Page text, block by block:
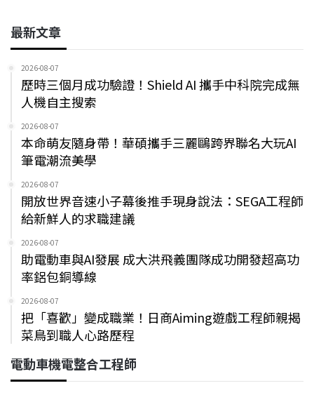
最新文章
2026-08-07
歷時三個月成功驗證！Shield AI 攜手中科院完成無
人機自主搜索
2026-08-07
本命萌友隨身帶！華碩攜手三麗鷗跨界聯名大玩AI
筆電潮流美學
2026-08-07
開放世界音速小子幕後推手現身說法：SEGA工程師
給新鮮人的求職建議
2026-08-07
助電動車與AI發展 成大洪飛義團隊成功開發超高功
率鋁包銅導線
2026-08-07
把「喜歡」變成職業！日商Aiming遊戲工程師親揭
菜鳥到職人心路歷程
電動車機電整合工程師